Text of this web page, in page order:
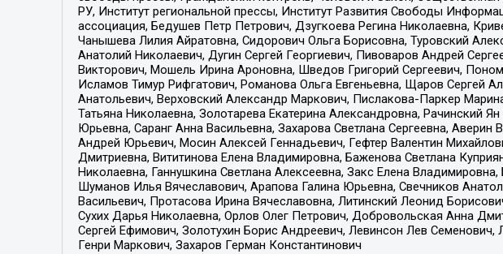
РУ, Институт региональной прессы, Институт Развития Свободы
ассоциация, Бедушев Петр Петрович, Дзугкоева Регина Николаевна,
Чанышева Лилия Айратовна, Сидорович Ольга Борисовна, Туровский
Анатолий Николаевич, Дугин Сергей Георгиевич, Пивоваров Андрей
Викторович, Мошель Ирина Ароновна, Шведов Григорий Сергеевич,
Исламов Тимур Рифгатович, Романова Ольга Евгеньевна, Щаров Сергей
Анатольевич, Верховский Александр Маркович, Пислакова-Паркер
Татьяна Николаевна, Золотарева Екатерина Александровна, Рачинский
Юрьевна, Саранг Анна Васильевна, Захарова Светлана Сергеевна,
Андрей Юрьевич, Мосин Алексей Геннадьевич, Гефтер Валентин
Дмитриевна, Вититинова Елена Владимировна, Баженова Светлана
Николаевна, Ганнушкина Светлана Алексеевна, Закс Елена
Шуманов Илья Вячеславович, Арапова Галина Юрьевна, Свечников
Васильевич, Протасова Ирина Вячеславовна, Литинский Леонид
Сухих Дарья Николаевна, Орлов Олег Петрович, Добровольская Анна
Сергей Ефимович, Золотухин Борис Андреевич, Левинсон Лев
Генри Маркович, Захаров Герман Константинович